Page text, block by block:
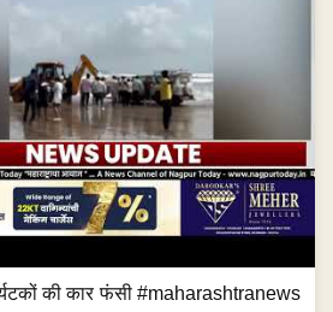
की कार फंसी #maharashtranews